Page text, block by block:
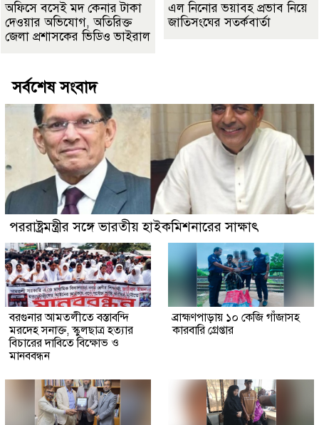
অফিসে বসেই মদ কেনার টাকা
দেওয়ার অভিযোগ, অতিরিক্ত
জেলা প্রশাসকের ভিডিও ভাইরাল
এল নিনোর ভয়াবহ প্রভাব নিয়ে
জাতিসংঘের সতর্কবার্তা
সর্বশেষ সংবাদ
পররাষ্ট্রমন্ত্রীর সঙ্গে ভারতীয় হাইকমিশনারের সাক্ষাৎ
বরগুনার আমতলীতে বস্তাবন্দি
মরদেহ সনাক্ত, স্কুলছাত্র হত্যার
বিচারের দাবিতে বিক্ষোভ ও
মানববন্ধন
​ব্রাহ্মণপাড়ায় ১০ কেজি গাঁজাসহ
কারবারি গ্রেপ্তার